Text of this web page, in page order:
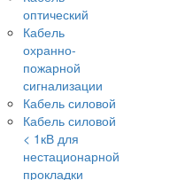
оптический
Кабель
охранно-
пожарной
сигнализации
Кабель силовой
Кабель силовой
< 1кВ для
нестационарной
прокладки